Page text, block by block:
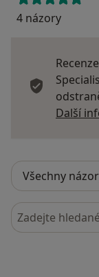
4 názory
Další
Hledejte v